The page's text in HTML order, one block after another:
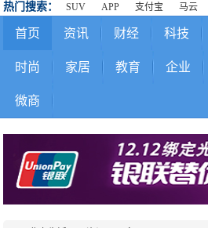
热门搜索： SUV APP 支付宝 马云
首页 资讯 财经 科技
时尚 家居 教育 企业
微商